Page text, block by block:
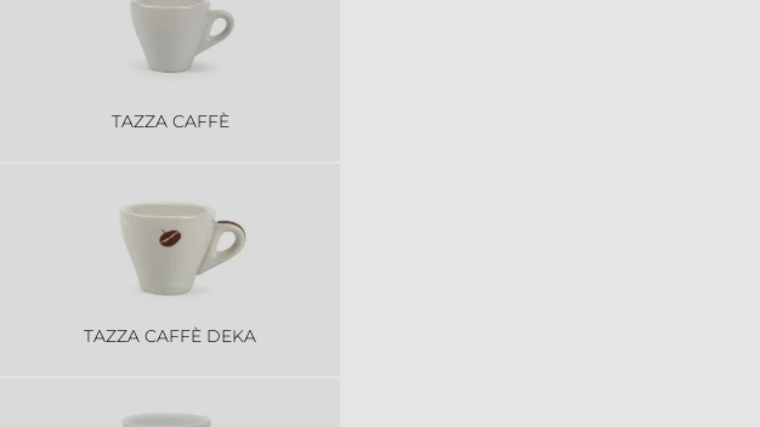
TAZZA CAFFÈ
TAZZA CAFFÈ DEKA